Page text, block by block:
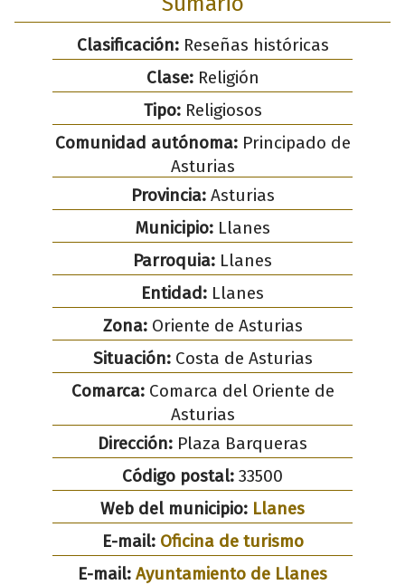
Clasificación:Reseñas históricas
Clase:Religión
Tipo:Religiosos
Comunidad autónoma:Principado de
Asturias
Provincia:Asturias
Municipio: Llanes
Parroquia: Llanes
Entidad: Llanes
Zona:Oriente de Asturias
Situación:Costa de Asturias
Comarca:Comarca del Oriente de
Asturias
Dirección: Plaza Barqueras
Código postal: 33500
Web del municipio: Llanes
E-mail: Oficina de turismo
E-mail: Ayuntamiento de Llanes